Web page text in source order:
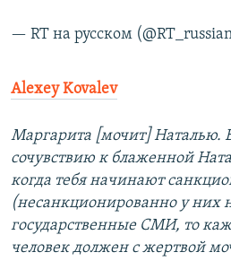
— RT на русском
Alexey Kovalev
Маргарита [мочит] Наталью.
сочувствию к блаженной
когда тебя начинают
(несанкционированно у них
государственные СМИ, то
человек должен с жертвой